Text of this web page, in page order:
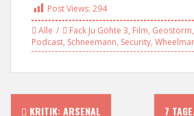
Post Views: 294
Alle
Fack Ju Göhte 3, Film, Geostorm,
Podcast, Schneemann, Security,
KRITIK: ARSENAL 7